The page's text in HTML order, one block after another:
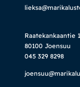
Matot
Raatekankaantie 1
80100 Joensuu
045 329 8298